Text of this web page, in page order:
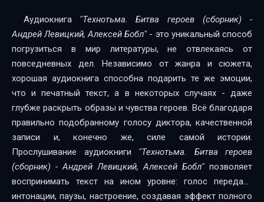
Глава 20
Глава 22
Глава 23
Алексей Бобл. Последняя битва Часть первая. Претенденты Глава
Глава 2
Глава 3
Аудиокнига "Технотьма. Битва героев (сборник) -
Андрей Левицкий, Алексей Бобл" - это уникальный способ
погрузиться в мир литературы, не отвлекаясь от
повседневных дел. Независимо от жанра и сюжета,
хорошая аудиокнига способна подарить те же эмоции,
что и печатный текст, а в некоторых случаях - даже
глубже раскрыть образы и чувства героев. Всё благодаря
правильно подобранному голосу диктора, качественной
записи и, конечно же, силе самой истории.
Прослушивание аудиокниги "Технотьма. Битва героев
(сборник) - Андрей Левицкий, Алексей Бобл" позволяет
воспринимать текст на ином уровне: голос передаёт
интонации, паузы, настроение, создавая эффект полного